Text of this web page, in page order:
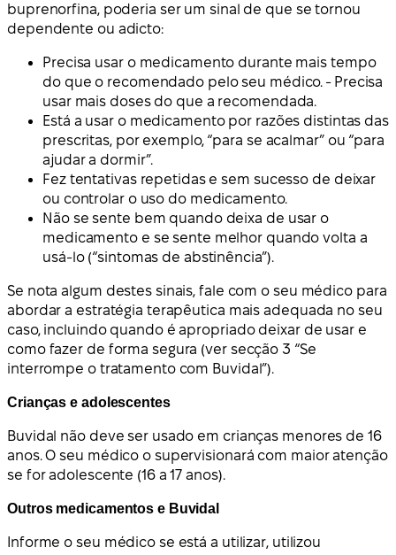
buprenorfina, poderia ser um sinal de que se tornou
dependente ou adicto:
Precisa usar o medicamento durante mais tempo
do que o recomendado pelo seu médico. - Precisa
usar mais doses do que a recomendada.
Está a usar o medicamento por razões distintas das
prescritas, por exemplo, “para se acalmar” ou “para
ajudar a dormir”.
Fez tentativas repetidas e sem sucesso de deixar
ou controlar o uso do medicamento.
Não se sente bem quando deixa de usar o
medicamento e se sente melhor quando volta a
usá-lo (“sintomas de abstinência”).
Se nota algum destes sinais, fale com o seu médico para
abordar a estratégia terapêutica mais adequada no seu
caso, incluindo quando é apropriado deixar de usar e
como fazer de forma segura (ver secção 3 “Se
interrompe o tratamento com Buvidal”).
Crianças e adolescentes
Buvidal não deve ser usado em crianças menores de 16
anos. O seu médico o supervisionará com maior atenção
se for adolescente (16 a 17 anos).
Outros medicamentos e Buvidal
Informe o seu médico se está a utilizar, utilizou